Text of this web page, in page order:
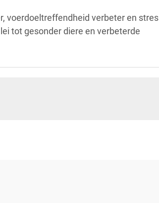
voerdoeltreffendheid verbeter en stres
tot gesonder diere en verbeterde